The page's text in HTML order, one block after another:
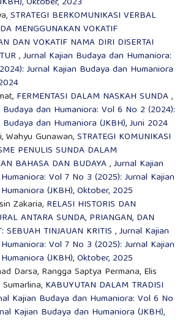
STRATEGI BERKOMUNIKASI VERBAL
MENGGUNAKAN VOKATIF
DAN VOKATIF NAMA DIRI DISERTAI
,Jurnal Kajian Budaya dan Humaniora:
Jurnal Kajian Budaya dan Humaniora
FERMENTASI DALAM NASKAH SUNDA,
Budaya dan Humaniora: Vol 6 No 2 (2024):
dan Humaniora (JKBH), Juni 2024
Wahyu Gunawan,STRATEGI KOMUNIKASI
PENULIS SUNDA DALAM
BAHASA DAN BUDAYA,Jurnal Kajian
Vol 7 No 3 (2025): Jurnal Kajian
(JKBH), Oktober, 2025
Zakaria, RELASI HISTORIS DAN
ANTARA SUNDA, PRIANGAN, DAN
SEBUAH TINJAUAN KRITIS ,Jurnal Kajian
Vol 7 No 3 (2025): Jurnal Kajian
(JKBH), Oktober, 2025
Darsa, Rangga Saptya Permana, Elis
KABUYUTAN DALAM TRADISI
Kajian Budaya dan Humaniora: Vol 6 No
Kajian Budaya dan Humaniora (JKBH),